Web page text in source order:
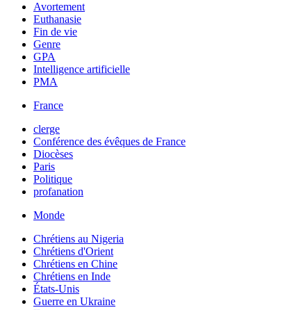
Avortement
Euthanasie
Fin de vie
Genre
GPA
Intelligence artificielle
PMA
France
clerge
Conférence des évêques de France
Diocèses
Paris
Politique
profanation
Monde
Chrétiens au Nigeria
Chrétiens d'Orient
Chrétiens en Chine
Chrétiens en Inde
États-Unis
Guerre en Ukraine